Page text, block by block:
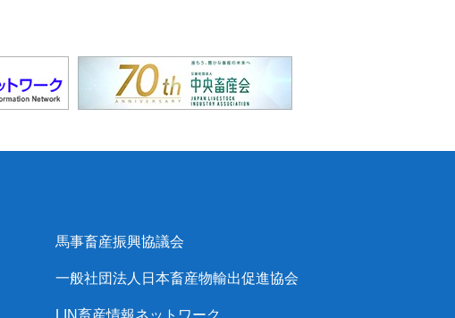
馬事畜産振興協議会
一般社団法人日本畜産物輸出促進協会
LIN畜産情報ネットワーク